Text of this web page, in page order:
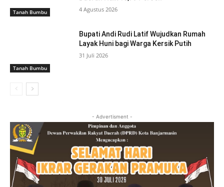
Tanah Bumbu 4 Agustus 2026
Tanah Bumbu
Bupati Andi Rudi Latif Wujudkan Rumah
Layak Huni bagi Warga Kersik Putih
31 Juli 2026
- Advertisment -